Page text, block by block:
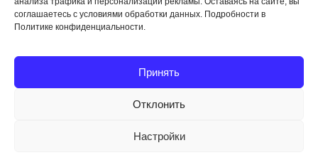
соглашаетесь с условиями обработки данных. Подробности в
Политике конфиденциальности.
Принять
Отклонить
Настройки